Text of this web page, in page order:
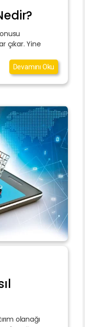
çıkar. Yine
Devamını Oku
olanağı